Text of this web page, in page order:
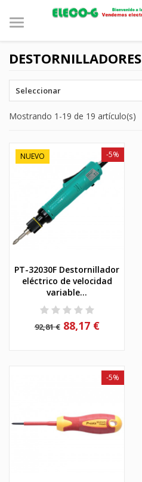
DESTORNILLADORES
Seleccionar
Mostrando 1-19 de 19 artículo(s)
NUEVO
PT-32030F Destornillador
eléctrico de velocidad
variable...
92,81 €
-5%
88,17 €
-5%